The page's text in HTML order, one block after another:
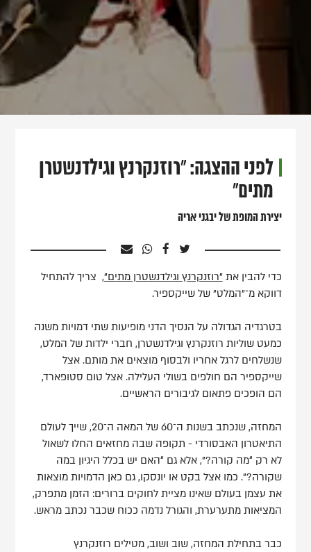
לפני ההצגה: "רוזנקרנץ וגילדנשטרן
מתים"
יצירת המופת של יבגני אריה
כדי להבין את"רוזנקרנץ וגילדנשטרן מתים", צריך להתחיל
דווקא מ־"המלט" של שייקספיר.
בטרגדיה הגדולה על הנסיך הדני מופיעות שתי דמויות משנה
כמעט שוליות רוזנקרנץ וגילדנשטרן, חברי ילדות של המלט,
שנשלחים לרגל אחריו ולבסוף מוצאים את מותם. אצל
שייקספיר הם חולפים בשולי העלילה. אצל טום סטופארד,
הם הופכים פתאום לגיבורים הראשיים.
המחזה, שנכתב בשנות ה־60 של המאה ה־20, שייך לעולם
התיאטרון האבסורדי - תקופה שבה מחזאים החלו לשאול
לא רק “מה קורה?”, אלא גם “האם יש בכלל היגיון במה
שקורה?”. כמו אצל בקט או יונסקו, גם כאן הדמויות מוצאות
את עצמן בעולם שאינו מציית לחוקים ברורים: הזמן מתפרק,
המציאות מתערערת, והגורל נדמה ככוח שכבר נכתב מראש.
כבר בתחילת המחזה, שוב ושוב, מטילים רוזנקרנץ